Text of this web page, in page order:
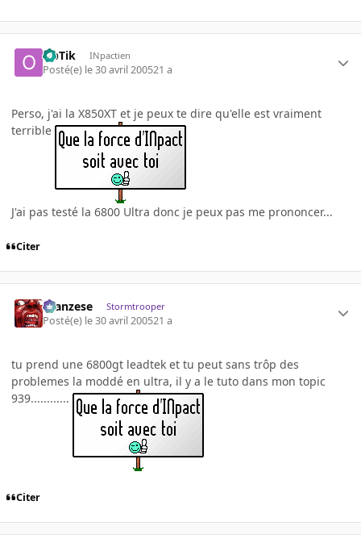
OpTik INpactien
Posté(e) le 30 avril 200521 a
Perso, j'ai la X850XT et je peux te dire qu'elle est vraiment
terrible
J'ai pas testé la 6800 Ultra donc je peux pas me prononcer...
Citer
ilcanzese Stormtrooper
Posté(e) le 30 avril 200521 a
tu prend une 6800gt leadtek et tu peut sans trôp des
problemes la moddé en ultra, il y a le tuto dans mon topic
939............
Citer